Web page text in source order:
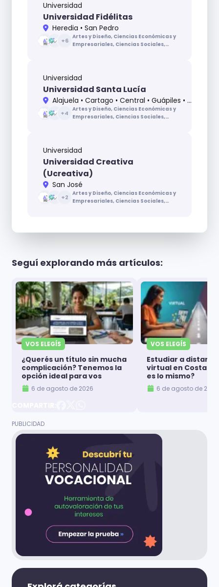
Universidad
Universidad Fidélitas
Heredia • San Pedro
+6 Artes y Diseño, Ciencias Económicas y
Empresariales, Ciencias Sociales,
Universidad
Universidad Santa Lucía
Alajuela • Cartago • Central • Guápiles • Puntarenas • Puriscal • San Carlos
+4 Artes y Diseño, Ciencias Económicas y
Empresariales, Ciencias Sociales,
Universidad
Universidad Creativa
(Ucreativa)
San José
+2 Artes y Diseño, Ciencias Económicas y
Empresariales, Ciencias Sociales,
Seguí explorando más artículos:
VOS ELEGÍS
¿Querés un título sin mucha
complicación? Tenemos la
opción ideal para vos
6 de agosto de 2026
VOS ELEGÍS
Estudiar a
virtual en Costa
es lo mismo?
6 de agosto de 2026